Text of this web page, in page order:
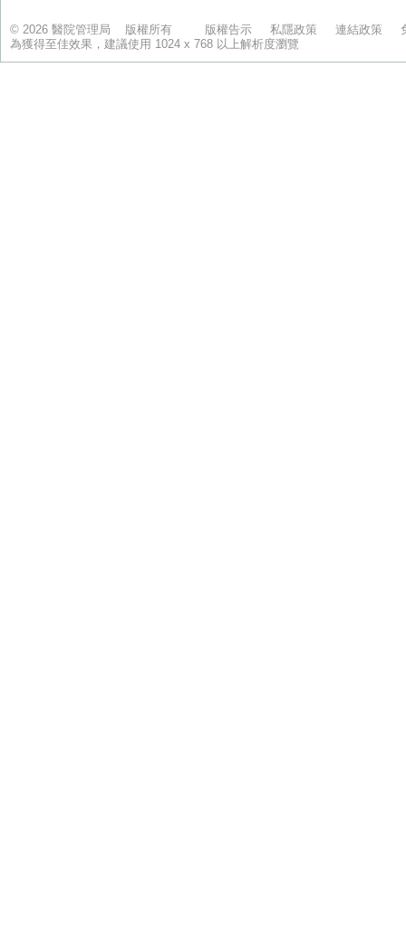
© 2026 醫院管理局 版權所有 版權告示 私隱政策 連結政策
為獲得至佳效果，建議使用 1024 x 768 以上解析度瀏覽